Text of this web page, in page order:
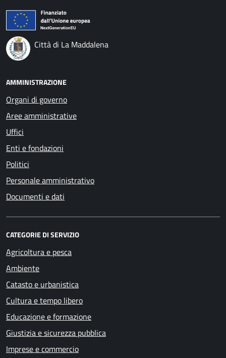
Città di La Maddalena
AMMINISTRAZIONE
Organi di governo
Aree amministrative
Uffici
Enti e fondazioni
Politici
Personale amministrativo
Documenti e dati
CATEGORIE DI SERVIZIO
Agricoltura e pesca
Ambiente
Catasto e urbanistica
Cultura e tempo libero
Educazione e formazione
Giustizia e sicurezza pubblica
Imprese e commercio